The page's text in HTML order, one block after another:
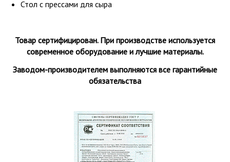
Стол с прессами для сыра
Товар сертифицирован. При производстве используется
современное оборудование и лучшие материалы.
Заводом-производителем выполняются все гарантийные
обязательства